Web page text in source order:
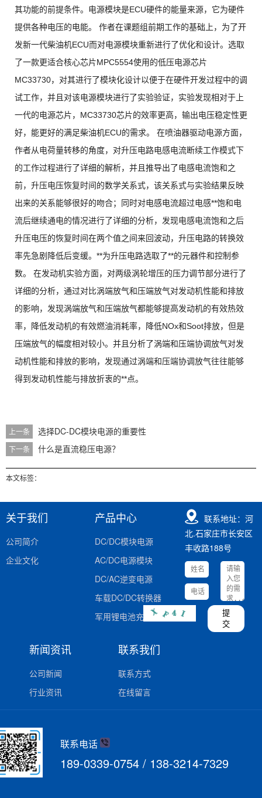
其功能的前提条件。电源模块是ECU硬件的能量来源，它为硬件
提供各种电压的电能。 作者在课题组前期工作的基础上，为了开
发新一代柴油机ECU而对电源模块重新进行了优化和设计。选取
了一款更适合核心芯片MPC5554使用的低压电源芯片
MC33730，对其进行了模块化设计以便于在硬件开发过程中的调
试工作，并且对该电源模块进行了实验验证，实验发现相对于上
一代的电源芯片，MC33730芯片的效率更高，输出电压稳定性更
好，能更好的满足柴油机ECU的需求。 在喷油器驱动电源方面，
作者从电荷量转移的角度，对升压电路电感电流断续工作模式下
的工作过程进行了详细的解析，并且推导出了电感电流饱和之
前，升压电压恢复时间的数学关系式，该关系式与实验结果反映
出来的关系能够很好的吻合；同时对电感电流超过电感**饱和电
流后继续通电的情况进行了详细的分析，发现电感电流饱和之后
升压电压的恢复时间在两个值之间来回波动，升压电路的转换效
率先急剧降低后变缓。**为升压电路选取了**的元器件和控制参
数。 在发动机实验方面，对两级涡轮增压的压力调节部分进行了
详细的分析，通过对比涡端放气和压端放气对发动机性能和排放
的影响，发现涡端放气和压端放气都能够提高发动机的有效热效
率，降低发动机的有效燃油消耗率，降低NOx和Soot排放，但是
压端放气的幅度相对较小。并且分析了涡端和压端协调放气对发
动机性能和排放的影响，发现通过涡端和压端协调放气往往能够
得到发动机性能与排放折衷的**点。
上一条 选择DC-DC模块电源的重要性
下一条 什么是直流稳压电源？
本文标签：
关于我们
公司简介
企业文化
产品中心
DC/DC模块电源
AC/DC电源模块
DC/AC逆变电源
车载DC/DC转换器
军用锂电池充电器
新闻资讯
公司新闻
行业资讯
联系我们
联系方式
在线留言
联系地址：河
北.石家庄市长安区
丰收路188号
提
交
联系电话
189-0339-0754 / 138-3214-7329